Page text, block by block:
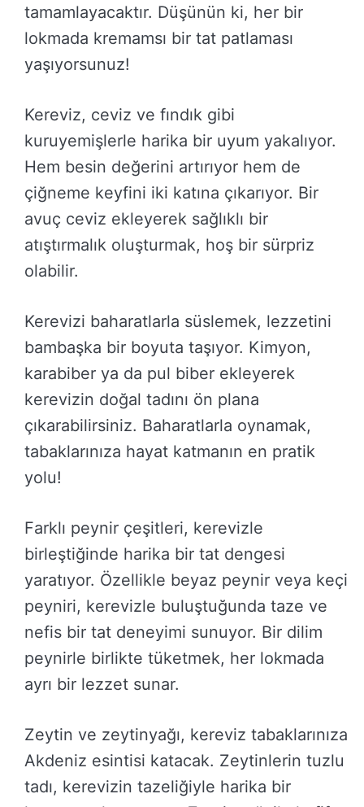
tamamlayacaktır. Düşünün ki, her bir
lokmada kremamsı bir tat patlaması
yaşıyorsunuz!
Kereviz, ceviz ve fındık gibi
kuruyemişlerle harika bir uyum yakalıyor.
Hem besin değerini artırıyor hem de
çiğneme keyfini iki katına çıkarıyor. Bir
avuç ceviz ekleyerek sağlıklı bir
atıştırmalık oluşturmak, hoş bir sürpriz
olabilir.
Kerevizi baharatlarla süslemek, lezzetini
bambaşka bir boyuta taşıyor. Kimyon,
karabiber ya da pul biber ekleyerek
kerevizin doğal tadını ön plana
çıkarabilirsiniz. Baharatlarla oynamak,
tabaklarınıza hayat katmanın en pratik
yolu!
Farklı peynir çeşitleri, kerevizle
birleştiğinde harika bir tat dengesi
yaratıyor. Özellikle beyaz peynir veya keçi
peyniri, kerevizle buluştuğunda taze ve
nefis bir tat deneyimi sunuyor. Bir dilim
peynirle birlikte tüketmek, her lokmada
ayrı bir lezzet sunar.
Zeytin ve zeytinyağı, kereviz tabaklarınıza
Akdeniz esintisi katacak. Zeytinlerin tuzlu
tadı, kerevizin tazeliğiyle harika bir